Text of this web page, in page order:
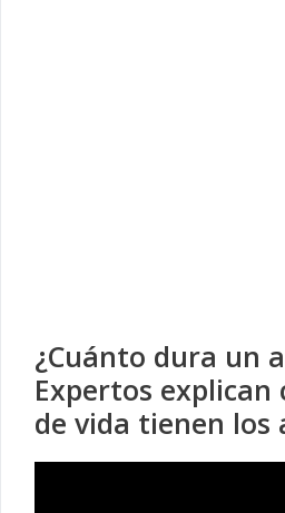
¿Cuánto dura un
Expertos explican
de vida tienen los